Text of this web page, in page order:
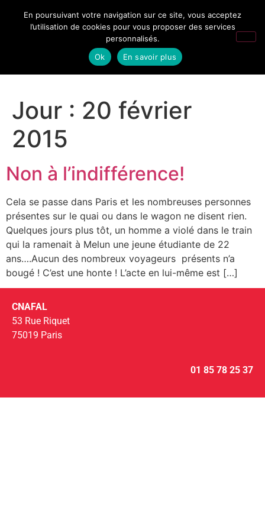
Jour : 20 février
2015
Non à l’indifférence!
Cela se passe dans Paris et les nombreuses personnes
présentes sur le quai ou dans le wagon ne disent rien.
Quelques jours plus tôt, un homme a violé dans le train
qui la ramenait à Melun une jeune étudiante de 22
ans….Aucun des nombreux voyageurs présents n’a
bougé ! C’est une honte ! L’acte en lui-même est […]
CNAFAL
53 Rue Riquet
75019 Paris
01 85 78 25 37
En poursuivant votre navigation sur ce site, vous acceptez
l’utilisation de cookies pour vous proposer des services
personnalisés.
Ok
En savoir plus